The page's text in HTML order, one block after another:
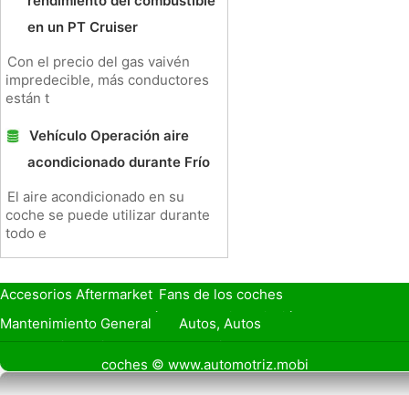
en un PT Cruiser
Con el precio del gas vaivén
impredecible, más conductores
están t
Vehículo Operación aire
acondicionado durante Frío
El aire acondicionado en su
coche se puede utilizar durante
todo e
Accesorios Aftermarket Fans de los coches
Seguro de Coche
Préstamos y Financiación
Mantenimiento General
Autos, Autos
Seguridad Vial
Combustibles
Vender Mi Cochecoches © www.automotriz.mobi